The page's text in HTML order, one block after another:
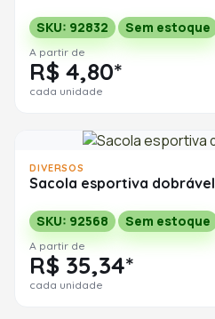
SKU: 92832 Sem estoque
A partir de
R$ 4,80*
cada unidade
DIVERSOS
Sacola esportiva dobrável
SKU: 92568 Sem estoque
A partir de
R$ 35,34*
cada unidade